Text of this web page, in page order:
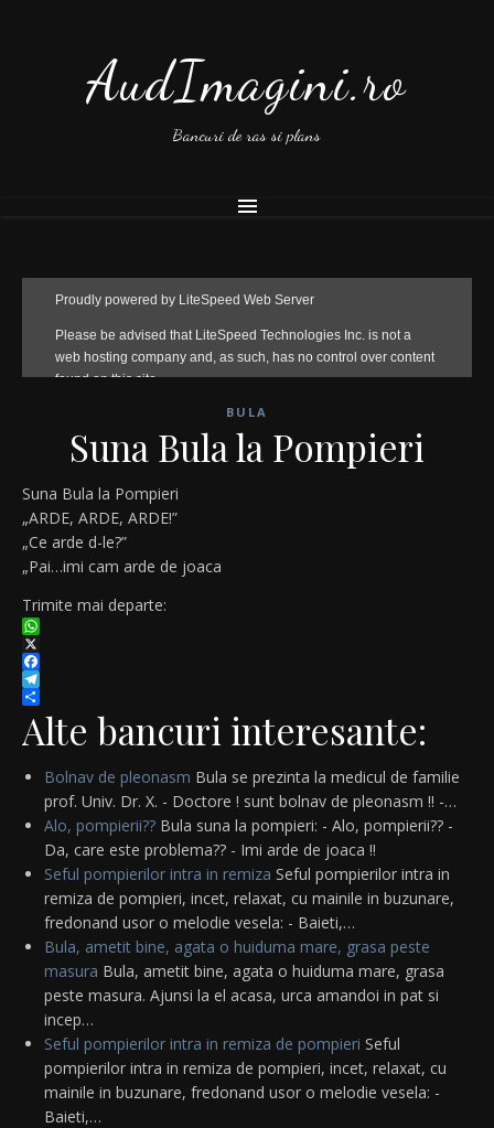
AudImagini.ro
Bancuri de ras si plans
BULA
Suna Bula la Pompieri
Suna Bula la Pompieri
„ARDE, ARDE, ARDE!”
„Ce arde d-le?”
„Pai…imi cam arde de joaca
Trimite mai departe:
WhatsApp
X
Facebook
Telegram
Partajează
Alte bancuri interesante:
Bolnav de pleonasm Bula se prezinta la medicul de familie
prof. Univ. Dr. X. - Doctore ! sunt bolnav de pleonasm !! -…
Alo, pompierii?? Bula suna la pompieri: - Alo, pompierii?? -
Da, care este problema?? - Imi arde de joaca !!
Seful pompierilor intra in remiza Seful pompierilor intra in
remiza de pompieri, incet, relaxat, cu mainile in buzunare,
fredonand usor o melodie vesela: - Baieti,…
Bula, ametit bine, agata o huiduma mare, grasa peste
masura Bula, ametit bine, agata o huiduma mare, grasa
peste masura. Ajunsi la el acasa, urca amandoi in pat si
incep…
Seful pompierilor intra in remiza de pompieri Seful
pompierilor intra in remiza de pompieri, incet, relaxat, cu
mainile in buzunare, fredonand usor o melodie vesela: -
Baieti,…